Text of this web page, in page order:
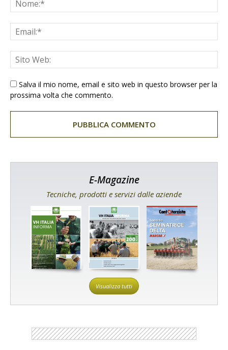
Salva il mio nome, email e sito web in questo browser per la
prossima volta che commento.
E-Magazine
Tecniche, prodotti e servizi dalle aziende
Visualizza tutti